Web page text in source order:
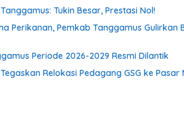
Tukin Besar, Prestasi Nol!
Perikanan, Pemkab Tanggamus Gulirkan
Periode 2026-2029 Resmi Dilantik
Relokasi Pedagang GSG ke